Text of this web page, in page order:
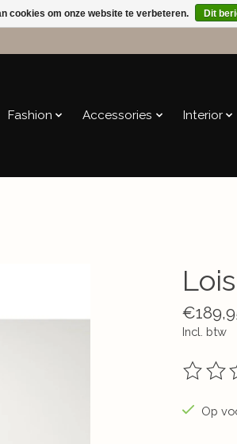
Fashion Accessories Interior
Incl. btw
De
Op
cookies om onze website te verbeteren. Dit